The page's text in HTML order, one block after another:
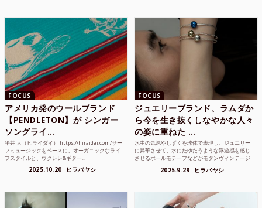
FOCUS
アメリカ発のウールブランド
【PENDLETON】が シンガー
ソングライ...
平井 大（ヒライダイ） https://hiraidai.com/サー
フミュージックをベースに、オーガニックなライ
フスタイルと、ウクレレ&ギター...
2025.10.20 ヒラバヤシ
FOCUS
ジュエリーブランド、ラムダか
ら今を生き抜くしなやかな人々
の姿に重ねた ...
水中の気泡やしずくを球体で表現し、ジュエリー
に昇華させて、水にたゆたうような浮遊感を感じ
させるボールモチーフなどがモダンヴィンテージ
2025.9.29 ヒラバヤシ